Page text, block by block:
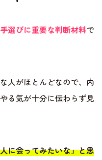
選びに重要な判断材料で
人がほとんどなので、内
る気が十分に伝わらず見
に会ってみたいな」と思